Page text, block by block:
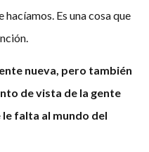
Es una cosa que
nueva, pero también
de vista de la gente
le falta al mundo del